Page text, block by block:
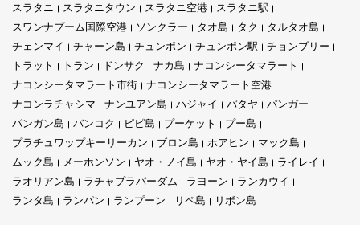
スラタニ
スラタニタウン スラタニ空港
スラタニ駅
スワンナプーム国際空港
ソンクラー タオ島 タク
タルタオ島
チェンマイ
チャーン島 チュンポン チュンポン駅
チョンブリー
トラット
トラン ドンサク ナカ島
ナコンシータマラート
ナコンシータマラート市街
ナコンシータマラート空港
ナコンラチャシマ
ナンユアン島 ハジャイ パタヤ
パンガー
パンガン島
バンコク ピピ島 プーケット
プー島
プラチュワップキーリーカン
ブロン島 ホアヒン
マック島
ムック島
メーホンソン ヤオ・ノイ島 ヤオ・ヤイ島
ライレイ
ラオリアン島
ラチャプラパーダム ラヨーン
ランカウイ
ランタ島
ランパン ランプーン リペ島 リボン島